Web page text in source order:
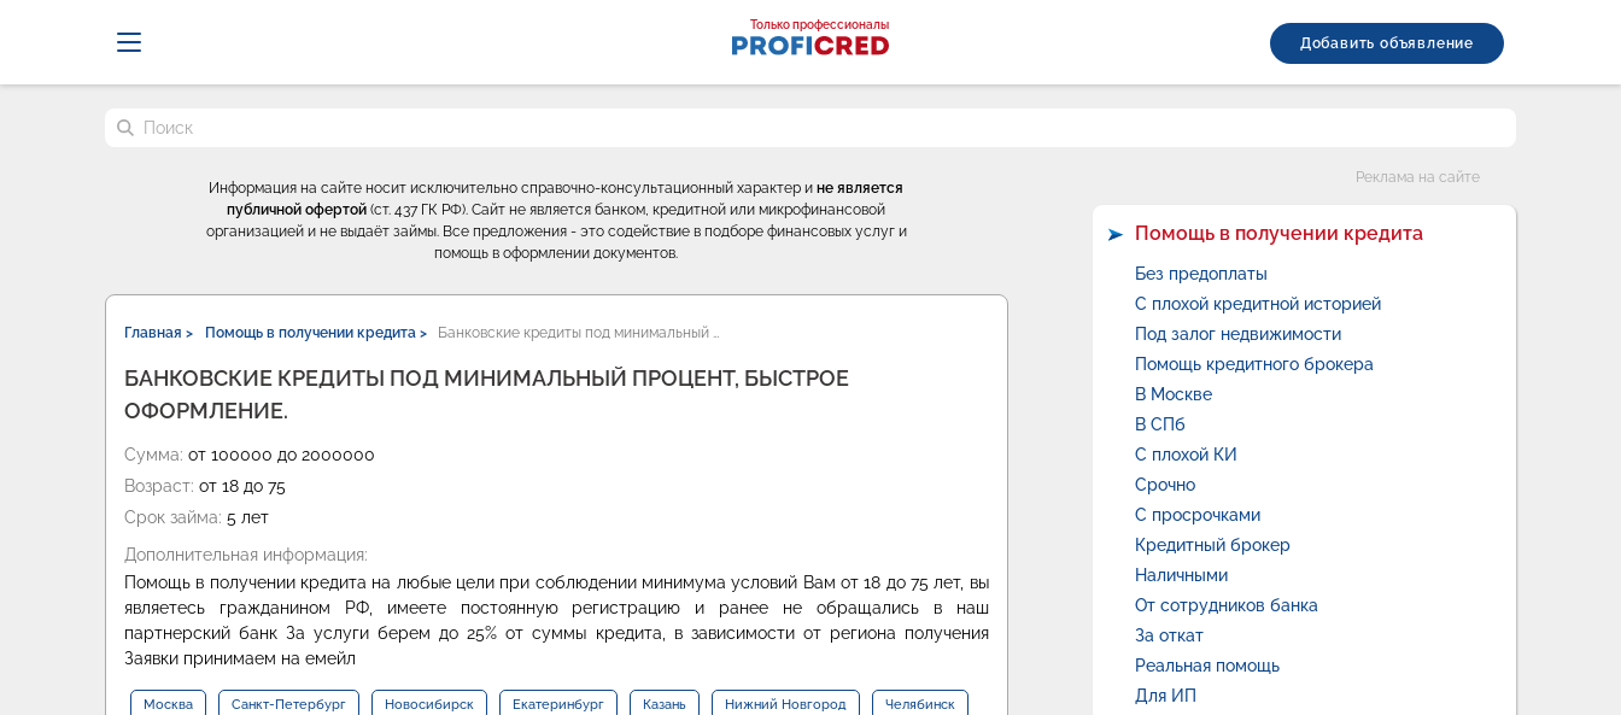
Только профессионалы
Добавить объявление
Поиск по сайту
Информация на сайте носит исключительно справочно-консультационный характер ине является
публичной офертой (ст. 437 ГК РФ). Сайт не является банком, кредитной или микрофинансовой
организацией и не выдаёт займы. Все предложения - это содействие в подборе финансовых услуг и
помощь в оформлении документов.
Главная > Помощь в получении кредита > Банковские кредиты под минимальный …
БАНКОВСКИЕ КРЕДИТЫ ПОД МИНИМАЛЬНЫЙ ПРОЦЕНТ, БЫСТРОЕ
ОФОРМЛЕНИЕ.
Сумма: от 100000 до 2000000
Возраст: от 18 до 75
Срок займа: 5 лет
Дополнительная информация:
Помощь в получении кредита на любые цели при соблюдении минимума условий Вам от 18 до 75 лет, вы
являетесь гражданином РФ, имеете постоянную регистрацию и ранее не обращались в наш
партнерский банк За услуги берем до 25% от суммы кредита, в зависимости от региона получения
Заявки принимаем на емейл
Москва Санкт-Петербург Новосибирск Екатеринбург Казань Нижний Новгород Челябинск
Реклама на сайте
Помощь в получении кредита
Без предоплаты
С плохой кредитной историей
Под залог недвижимости
Помощь кредитного брокера
В Москве
В СПб
С плохой КИ
Срочно
С просрочками
Кредитный брокер
Наличными
От сотрудников банка
За откат
Реальная помощь
Для ИП